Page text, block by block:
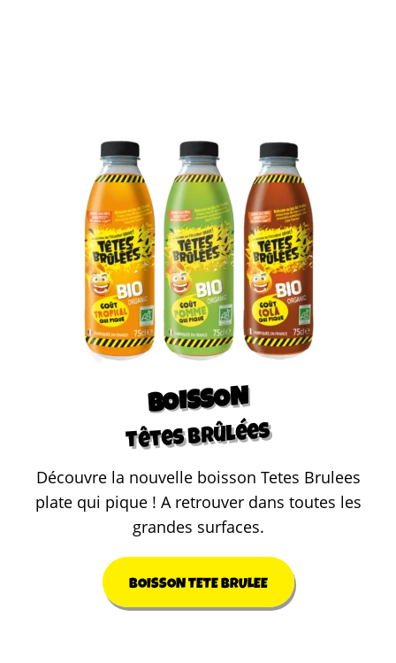
BOISSON
Têtes Brûlées
Découvre la nouvelle boisson Tetes Brulees
plate qui pique ! A retrouver dans toutes les
grandes surfaces.
BOISSON TETE BRULEE